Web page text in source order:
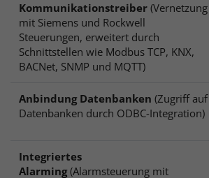
Kommunikationstreiber (Vernetzung
mit Siemens und Rockwell
Steuerungen, erweitert durch
Schnittstellen wie Modbus TCP, KNX,
BACNet, SNMP und MQTT)
Anbindung Datenbanken (Zugriff auf
Datenbanken durch ODBC-Integration)
Integriertes
Alarming (Alarmsteuerung mit